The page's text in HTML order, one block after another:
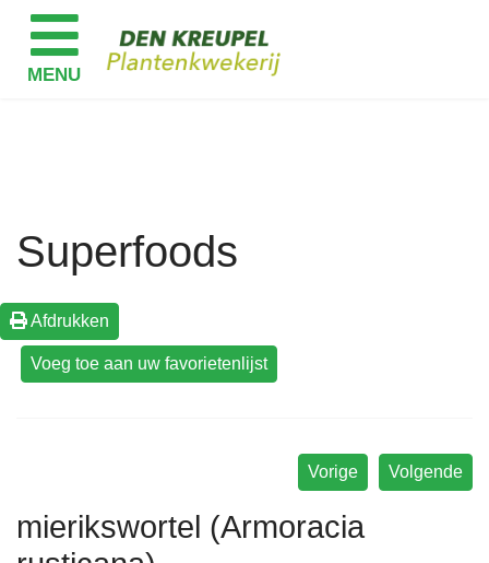
Superfoods
Afdrukken
Volgende
Vorige
mierikswortel (Armoracia